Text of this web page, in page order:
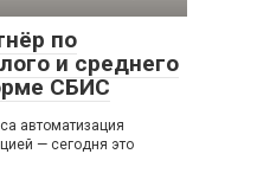
по
и среднего
СБИС
автоматизация
— сегодня это